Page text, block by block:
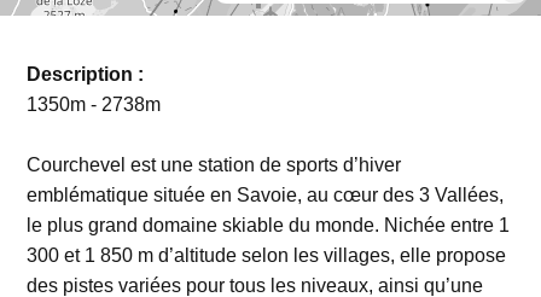
Description :
1350m - 2738m
Courchevel est une station de sports d’hiver
emblématique située en Savoie, au cœur des 3 Vallées,
le plus grand domaine skiable du monde. Nichée entre 1
300 et 1 850 m d’altitude selon les villages, elle propose
des pistes variées pour tous les niveaux, ainsi qu’une